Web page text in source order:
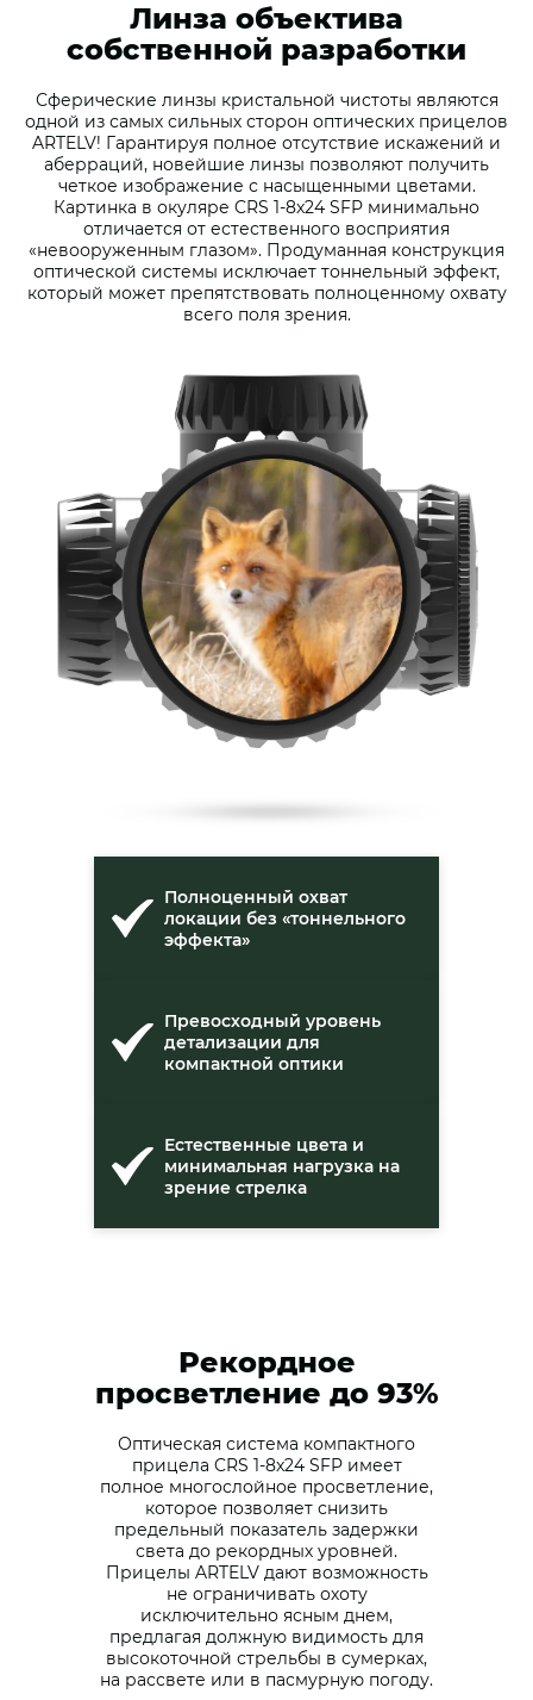
Линза объектива
собственной разработки
Сферические линзы кристальной чистоты являются
одной из самых сильных сторон оптических прицелов
ARTELV! Гарантируя полное отсутствие искажений и
аберраций, новейшие линзы позволяют получить
четкое изображение с насыщенными цветами.
Картинка в окуляре CRS 1-8x24 SFP минимально
отличается от естественного восприятия
«невооруженным глазом». Продуманная конструкция
оптической системы исключает тоннельный эффект,
который может препятствовать полноценному охвату
всего поля зрения.
Полноценный охват
локации без «тоннельного
эффекта»
Превосходный уровень
детализации для
компактной оптики
Естественные цвета и
минимальная нагрузка на
зрение стрелка
Рекордное
просветление до 93%
Оптическая система компактного
прицела CRS 1-8x24 SFP имеет
полное многослойное просветление,
которое позволяет снизить
предельный показатель задержки
света до рекордных уровней.
Прицелы ARTELV дают возможность
не ограничивать охоту
исключительно ясным днем,
предлагая должную видимость для
высокоточной стрельбы в сумерках,
на рассвете или в пасмурную погоду.